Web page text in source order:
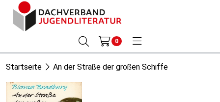
0
Startseite An der Straße der großen Schiffe